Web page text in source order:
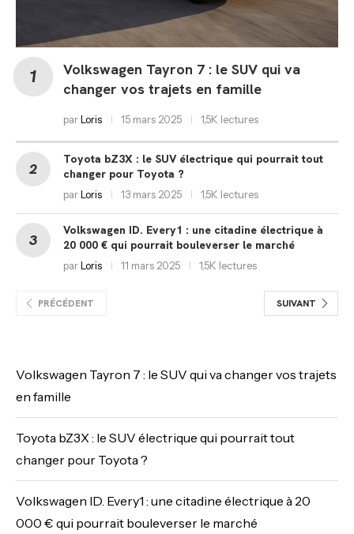
Volkswagen Tayron 7 : le SUV qui va
changer vos trajets en famille
parLoris 15 mars 2025 1,5K lectures
Toyota bZ3X : le SUV électrique qui pourrait tout
changer pour Toyota ?
parLoris 13 mars 2025 1,5K lectures
Volkswagen ID. Every1 : une citadine électrique à
20 000 € qui pourrait bouleverser le marché
parLoris 11 mars 2025 1,5K lectures
PRÉCÉDENT SUIVANT
Volkswagen Tayron 7 : le SUV qui va changer vos trajets
en famille
Toyota bZ3X : le SUV électrique qui pourrait tout
changer pour Toyota ?
Volkswagen ID. Every1 : une citadine électrique à 20
000 € qui pourrait bouleverser le marché